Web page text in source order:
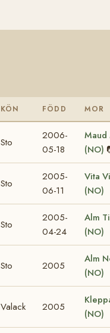
KÖN FÖDD MOR
Sto
2006-
05-18
Maud
(NO)
Sto
2005-
06-11
Vita
(NO)
Sto
2005-
04-24
Alm
(NO)
Sto 2005
Alm
(NO)
Valack 2005
(NO)